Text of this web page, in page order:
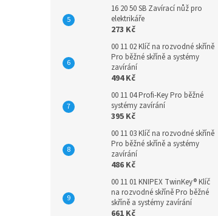
16 20 50 SB Zavírací nůž pro
elektrikáře
273 Kč
00 11 02 Klíč na rozvodné skříně
Pro běžné skříně a systémy
zavírání
494 Kč
00 11 04 Profi-Key Pro běžné
systémy zavírání
395 Kč
00 11 03 Klíč na rozvodné skříně
Pro běžné skříně a systémy
zavírání
486 Kč
00 11 01 KNIPEX TwinKey® Klíč
na rozvodné skříně Pro běžné
skříně a systémy zavírání
661 Kč